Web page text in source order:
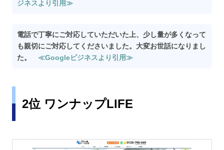
ジネスより引用≫
電話で丁寧にご対応していただいた上、少し量が多くなって
も親切にご対応してくださいました。大変お世話になりまし
た。 ≪Googleビジネスより引用≫
2位 ワンナップLIFE